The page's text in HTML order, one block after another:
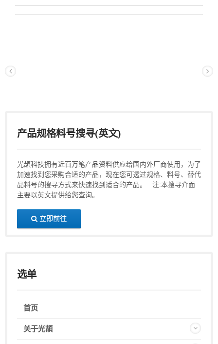
产品规格料号搜寻(英文)
光頡科技拥有近百万笔产品资料供应给国内外厂商使用，为了
加速找到您采购合适的产品，现在您可透过规格、料号、替代
品料号的搜寻方式来快速找到适合的产品。 注:本搜寻介面
主要以英文提供给您查询。
立即前往
选单
首页
关于光頡